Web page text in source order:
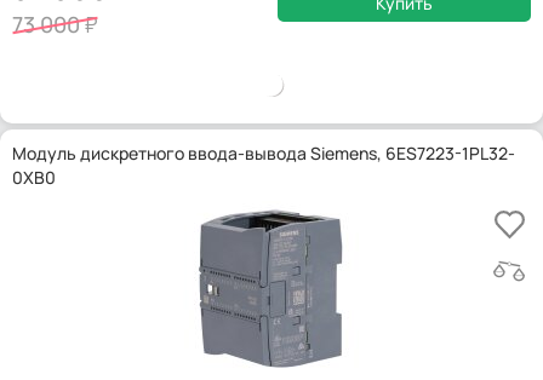
73 000
Модуль дискретного ввода-вывода Siemens, 6ES7223-1PL32-
0XB0